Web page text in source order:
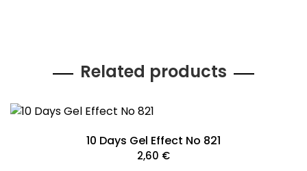
Related products
10 Days Gel Effect No 821
2,60 €